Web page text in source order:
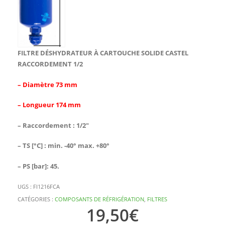
FILTRE DÉSHYDRATEUR À CARTOUCHE SOLIDE CASTEL
RACCORDEMENT 1/2
– Diamètre 73 mm
– Longueur 174 mm
– Raccordement : 1/2″
– TS [°C] : min. -40° max. +80°
– PS [bar]: 45.
UGS : FI1216FCA
CATÉGORIES : COMPOSANTS DE RÉFRIGÉRATION, FILTRES
19,50€